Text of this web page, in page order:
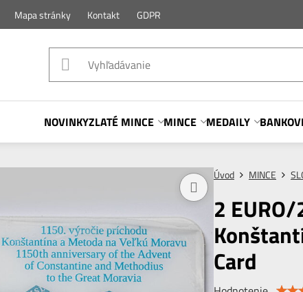
Mapa stránky Kontakt GDPR
NOVINKYZLATÉ MINCE MINCE MEDAILY
Úvod MINCE
2
Card